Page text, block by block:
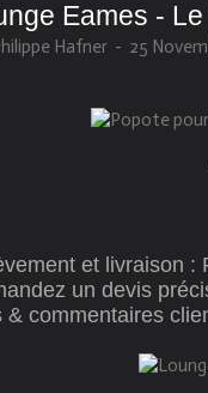
Eames -
Hafner - 25
et livraison :
un devis
& commentaires